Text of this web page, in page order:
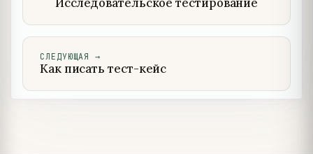
СЛЕДУЮЩАЯ →
Как писать тест-кейс